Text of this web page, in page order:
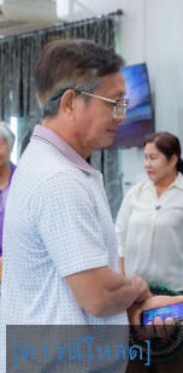
[ดาวน์โหลด]